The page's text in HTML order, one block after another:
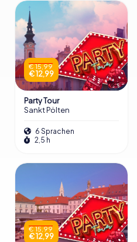
€ 15,99
€ 12,99
Party Tour
Sankt Pölten
6 Sprachen
2,5 h
€ 15,99
€ 12,99